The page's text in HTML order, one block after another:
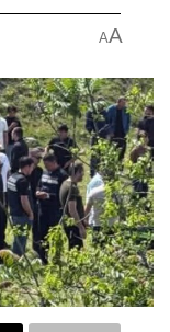
AA